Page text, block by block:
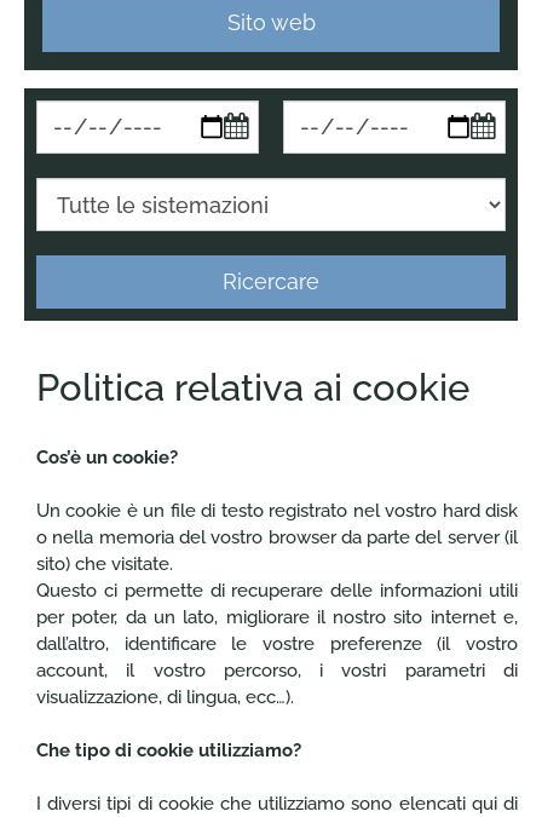
Sito web
Ricercare
Politica relativa ai cookie
Cos’è un cookie?
Un cookie è un file di testo registrato nel vostro hard disk
o nella memoria del vostro browser da parte del server (il
sito) che visitate.
Questo ci permette di recuperare delle informazioni utili
per poter, da un lato, migliorare il nostro sito internet e,
dall’altro, identificare le vostre preferenze (il vostro
account, il vostro percorso, i vostri parametri di
visualizzazione, di lingua, ecc…).
Che tipo di cookie utilizziamo?
I diversi tipi di cookie che utilizziamo sono elencati qui di